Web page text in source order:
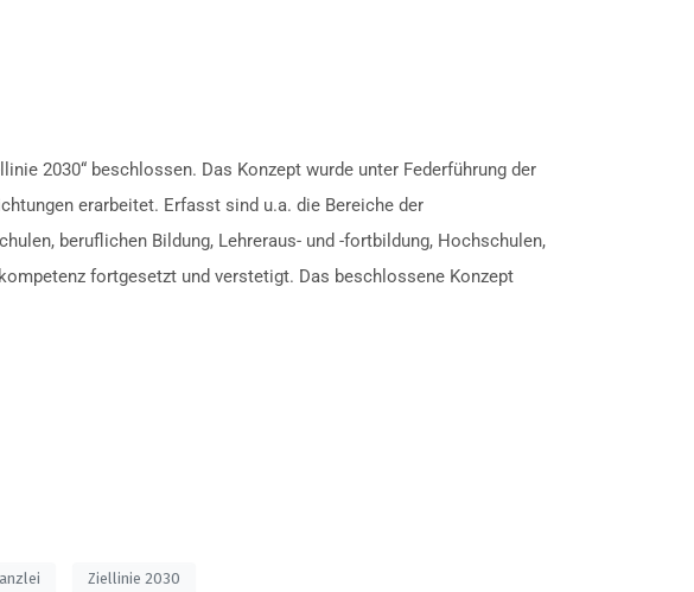
2030“ beschlossen. Das Konzept wurde unter Federführung der
erarbeitet. Erfasst sind u.a. die Bereiche der
beruflichen Bildung, Lehreraus- und -fortbildung, Hochschulen,
fortgesetzt und verstetigt. Das beschlossene Konzept
Ziellinie 2030